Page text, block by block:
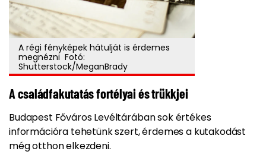
A régi fényképek hátulját is érdemes
megnézni Fotó:
Shutterstock/MeganBrady
A családfakutatás fortélyai és trükkjei
Budapest Főváros Levéltárában sok értékes
információra tehetünk szert, érdemes a kutakodást
még otthon elkezdeni.